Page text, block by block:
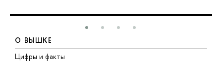
О ВЫШКЕ
Цифры и факты